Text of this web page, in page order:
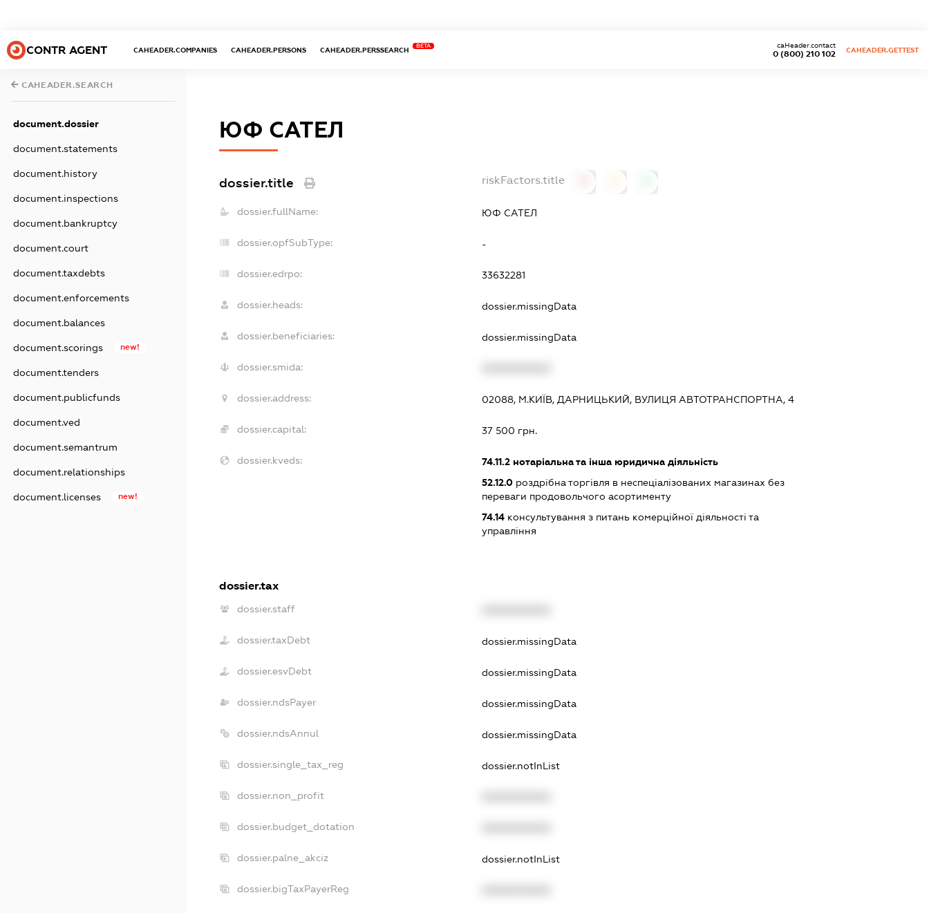
CONTR AGENT CAHEADER.COMPANIES CAHEADER.PERSONS CAHEADER.PERSSEARCH
BETA
0 (800) 210 102
caHeader.contact
CAHEADER.GETTEST
CAHEADER.SEARCH
document.dossier
document.statements
document.history
document.inspections
document.bankruptcy
document.court
document.taxdebts
document.enforcements
document.balances
document.scorings new!
document.tenders
document.publicfunds
document.ved
document.semantrum
document.relationships
document.licenses new!
ЮФ САТЕЛ
dossier.title riskFactors.title
dossier.fullName: ЮФ САТЕЛ
dossier.opfSubType: -
dossier.edrpo: 33632281
dossier.heads: dossier.missingData
dossier.beneficiaries: dossier.missingData
dossier.smida:
dossier.address: 02088, М.КИЇВ, ДАРНИЦЬКИЙ, ВУЛИЦЯ АВТОТРАНСПОРТНА, 4
dossier.capital: 37 500 грн.
dossier.kveds: 74.11.2 нотаріальна та інша юридична діяльність
52.12.0 роздрібна торгівля в неспеціалізованих магазинах без
переваги продовольчого асортименту
74.14 консультування з питань комерційної діяльності та
управління
dossier.tax
dossier.staff
dossier.taxDebt dossier.missingData
dossier.esvDebt dossier.missingData
dossier.ndsPayer dossier.missingData
dossier.ndsAnnul dossier.missingData
dossier.single_tax_reg dossier.notInList
dossier.non_profit
dossier.budget_dotation
dossier.palne_akciz dossier.notInList
dossier.bigTaxPayerReg